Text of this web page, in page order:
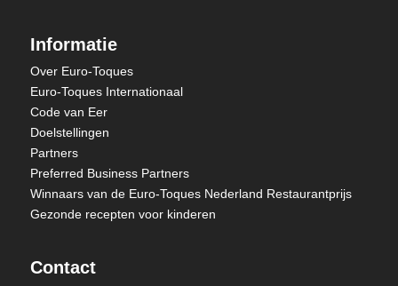
Informatie
Over Euro-Toques
Euro-Toques Internationaal
Code van Eer
Doelstellingen
Partners
Preferred Business Partners
Winnaars van de Euro-Toques Nederland Restaurantprijs
Gezonde recepten voor kinderen
Contact